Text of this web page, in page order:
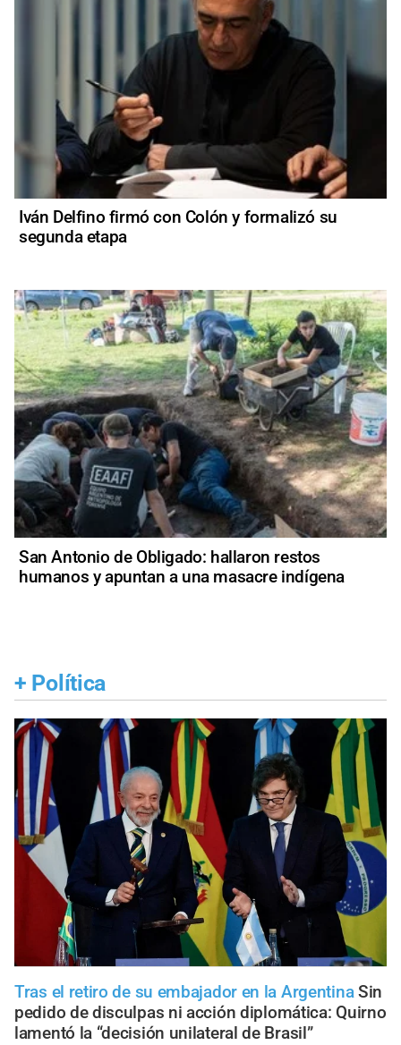
Iván Delfino firmó con Colón y formalizó su
segunda etapa
San Antonio de Obligado: hallaron restos
humanos y apuntan a una masacre indígena
+ Política
Tras el retiro de su embajador en la Argentina Sin
pedido de disculpas ni acción diplomática: Quirno
lamentó la “decisión unilateral de Brasil”